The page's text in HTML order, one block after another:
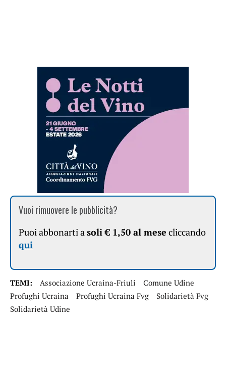
Vuoi rimuovere le pubblicità?
Puoi abbonarti asoli € 1,50 al mese cliccando
qui
TEMI: Associazione Ucraina-Friuli
Comune Udine
Profughi Ucraina
Profughi Ucraina Fvg
Solidarietà Fvg
Solidarietà Udine